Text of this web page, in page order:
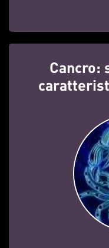
Cancro: